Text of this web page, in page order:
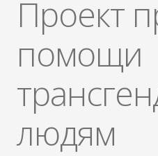
Проект
помощи
людям